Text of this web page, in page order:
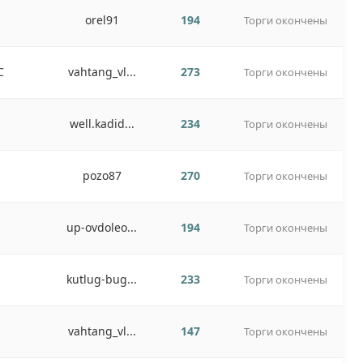
orel91 194 Торги окончены
vahtang_vl... 273 Торги окончены
well.kadid... 234 Торги окончены
pozo87 270 Торги окончены
up-ovdoleo... 194 Торги окончены
kutlug-bug... 233 Торги окончены
vahtang_vl... 147 Торги окончены